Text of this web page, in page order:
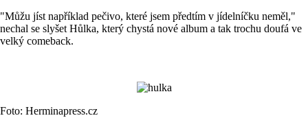
"Můžu jíst například pečivo, které jsem předtím v jídelníčku neměl,"
nechal se slyšet Hůlka, který chystá nové album a tak trochu doufá ve
velký comeback.
Foto: Herminapress.cz